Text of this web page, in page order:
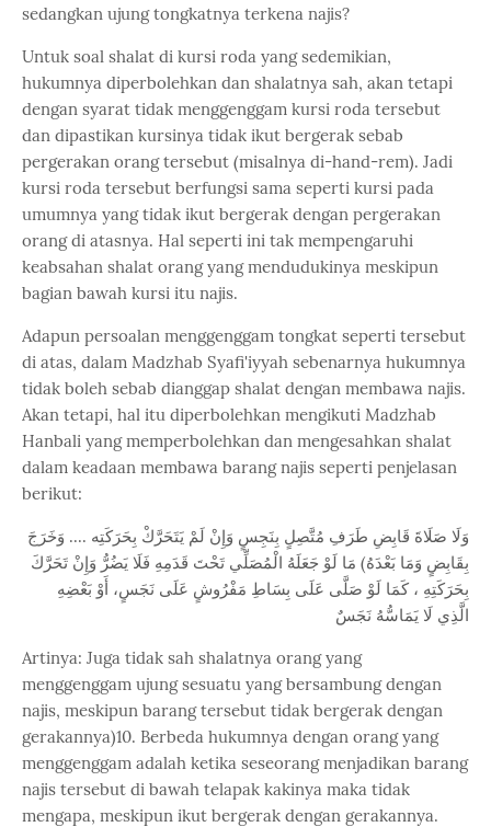
sedangkan ujung tongkatnya terkena najis?
Untuk soal shalat di kursi roda yang sedemikian,
hukumnya diperbolehkan dan shalatnya sah, akan tetapi
dengan syarat tidak menggenggam kursi roda tersebut
dan dipastikan kursinya tidak ikut bergerak sebab
pergerakan orang tersebut (misalnya di-hand-rem). Jadi
kursi roda tersebut berfungsi sama seperti kursi pada
umumnya yang tidak ikut bergerak dengan pergerakan
orang di atasnya. Hal seperti ini tak mempengaruhi
keabsahan shalat orang yang mendudukinya meskipun
bagian bawah kursi itu najis.
Adapun persoalan menggenggam tongkat seperti tersebut
di atas, dalam Madzhab Syafi'iyyah sebenarnya hukumnya
tidak boleh sebab dianggap shalat dengan membawa najis.
Akan tetapi, hal itu diperbolehkan mengikuti Madzhab
Hanbali yang memperbolehkan dan mengesahkan shalat
dalam keadaan membawa barang najis seperti penjelasan
berikut:
وَلَا صَلَاةَ قَابِضِ طَرَفِ مُتَّصِلٍ بِنَجِسٍ وَإِنْ لَمْ يَتَحَرَّكْ بِحَرَكَتِه .... وَخَرَجَ
بِقَابِضٍ وَمَا بَعْدَهُ) مَا لَوْ جَعَلَهُ الْمُصَلِّي تَحْتَ قَدَمِهِ فَلَا يَضُرُّ وَإِنْ تَحَرَّكَ
بِحَرَكَتِهِ ، كَمَا لَوْ صَلَّى عَلَى بِسَاطِ مَفْرُوشٍ عَلَى نَجَسٍ، أَوْ بَعْضِهِ
الَّذِي لَا يَمَاسُّهُ نَجَسٌ
Artinya: Juga tidak sah shalatnya orang yang
menggenggam ujung sesuatu yang bersambung dengan
najis, meskipun barang tersebut tidak bergerak dengan
gerakannya)10. Berbeda hukumnya dengan orang yang
menggenggam adalah ketika seseorang menjadikan barang
najis tersebut di bawah telapak kakinya maka tidak
mengapa, meskipun ikut bergerak dengan gerakannya.